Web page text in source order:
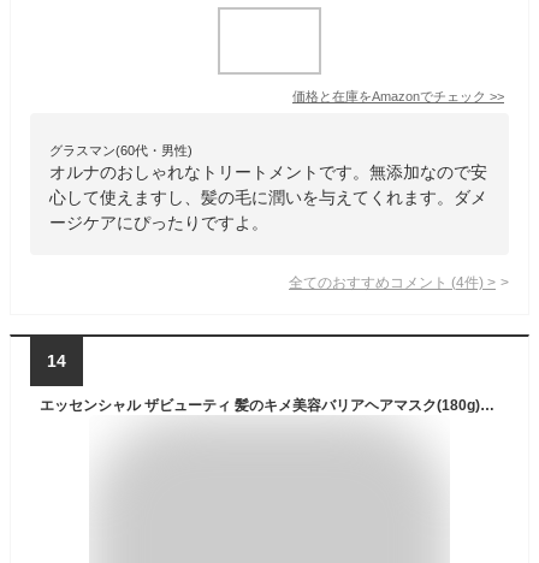
価格と在庫をAmazonでチェック >>
グラスマン(60代・男性)
オルナのおしゃれなトリートメントです。無添加なので安
心して使えますし、髪の毛に潤いを与えてくれます。ダメ
ージケアにぴったりですよ。
全てのおすすめコメント (4件) >
14
エッセンシャル ザビューティ 髪のキメ美容バリアヘアマスク(180g)【エッセンシャル(Essential)】[トリートメント ヘアマスク 保湿 美容 雨予防]